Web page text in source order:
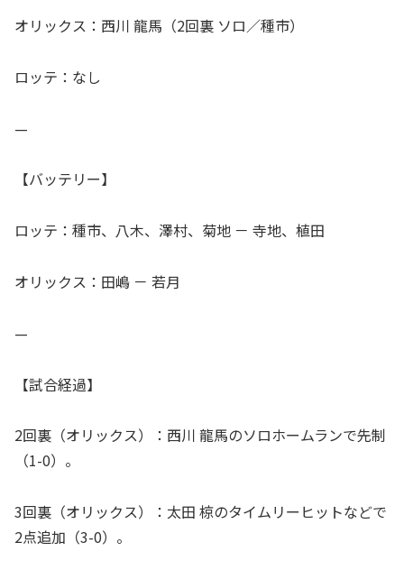
オリックス：西川 龍馬（2回裏 ソロ／種市）
ロッテ：なし
—
【バッテリー】
ロッテ：種市、八木、澤村、菊地 － 寺地、植田
オリックス：田嶋 － 若月
—
【試合経過】
2回裏（オリックス）：西川 龍馬のソロホームランで先制
（1-0）。
3回裏（オリックス）：太田 椋のタイムリーヒットなどで
2点追加（3-0）。